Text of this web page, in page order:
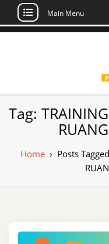
Skip
Main Menu
Tag:
Home› Posts